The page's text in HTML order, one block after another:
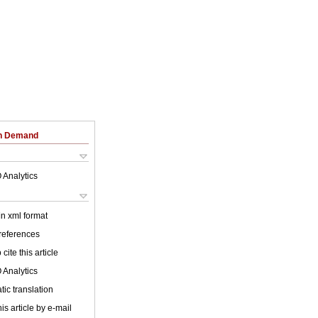
Demand
Analytics
xml format
cite this article
Analytics
translation
article by e-mail